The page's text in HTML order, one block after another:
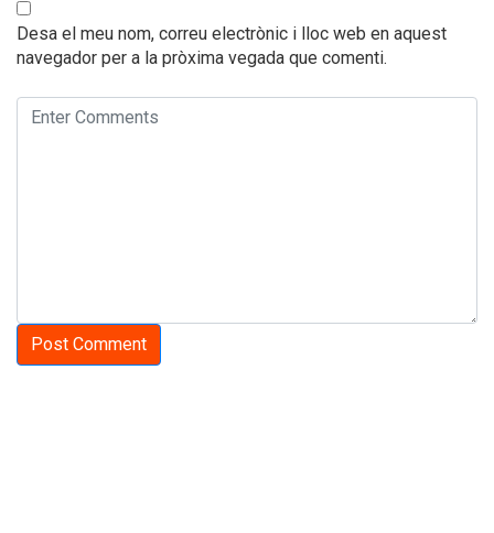
Desa el meu nom, correu electrònic i lloc web en aquest
navegador per a la pròxima vegada que comenti.